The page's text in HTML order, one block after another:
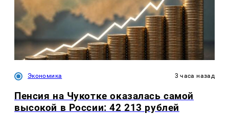
Экономика 3 часа назад
Пенсия на Чукотке оказалась самой
высокой в России: 42 213 рублей